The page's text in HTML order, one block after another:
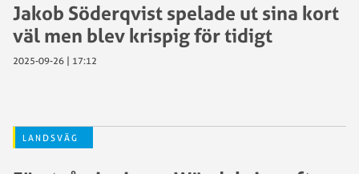
Jakob Söderqvist spelade ut sina kort
väl men blev krispig för tidigt
2025-09-26 | 17:12
LANDSVÄG